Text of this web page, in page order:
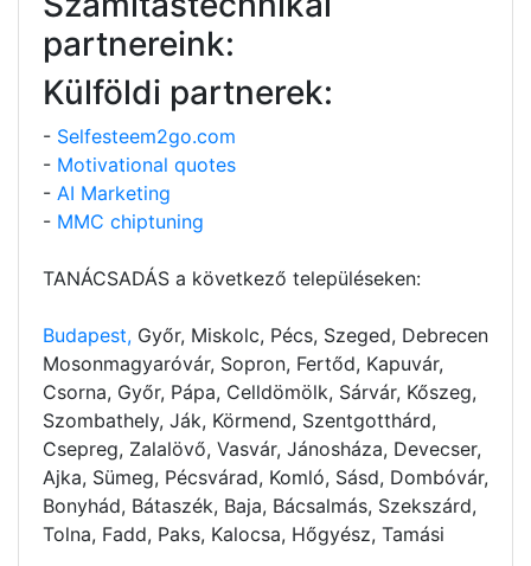
partnereink:
Külföldi partnerek:
- Selfesteem2go.com
- Motivational quotes
- AI Marketing
- MMC chiptuning
TANÁCSADÁS a következő településeken:
Budapest, Győr, Miskolc, Pécs, Szeged, Debrecen
Mosonmagyaróvár, Sopron, Fertőd, Kapuvár,
Csorna, Győr, Pápa, Celldömölk, Sárvár, Kőszeg,
Szombathely, Ják, Körmend, Szentgotthárd,
Csepreg, Zalalövő, Vasvár, Jánosháza, Devecser,
Ajka, Sümeg, Pécsvárad, Komló, Sásd, Dombóvár,
Bonyhád, Bátaszék, Baja, Bácsalmás, Szekszárd,
Tolna, Fadd, Paks, Kalocsa, Hőgyész, Tamási